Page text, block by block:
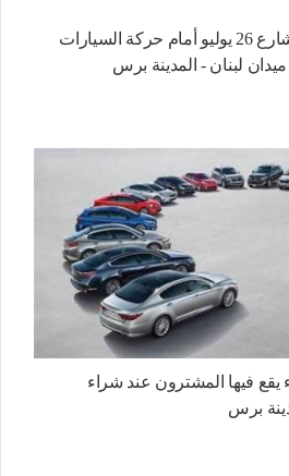
بعد غلقه 5 ساعات، فتح شارع 26 يوليو أمام حركة السيارات
6 أخطاء يقع فيها المشترون عند شراء
برس